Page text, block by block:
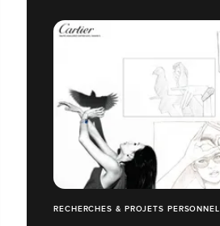
RECHERCHES & PROJETS PERSONNEL